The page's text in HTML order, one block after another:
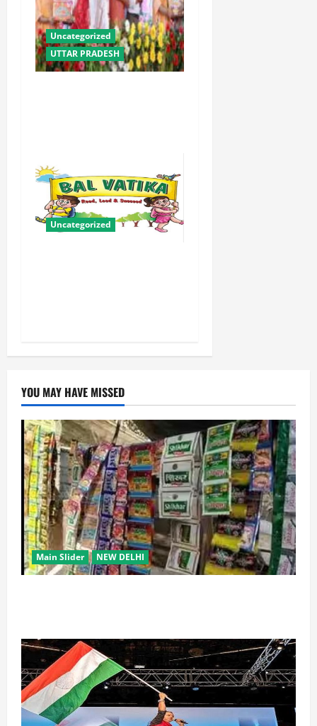
Uncategorized
UTTAR PRADESH
Uncategorized
YOU MAY HAVE MISSED
Main Slider NEW DELHI